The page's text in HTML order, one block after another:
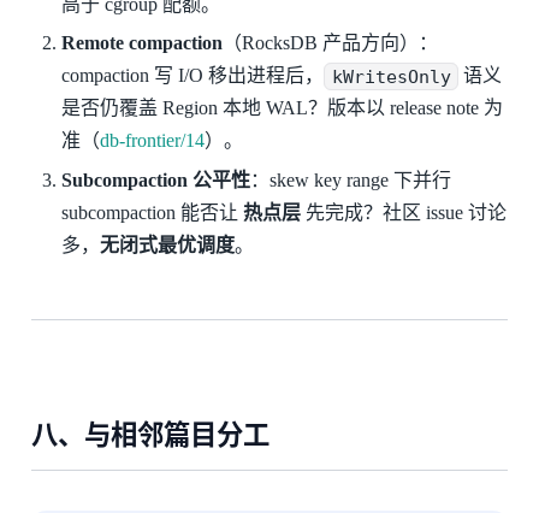
Remote compaction （RocksDB 产品方向）：
compaction 写 I/O 移出进程后，
kWritesOnly
语义
是否仍覆盖 Region 本地 WAL？版本以 release note 为
准（db-frontier/14）。
Subcompaction 公平性：skew key range 下并行
subcompaction 能否让热点层 先完成？社区 issue 讨论
多，无闭式最优调度。
八、与相邻篇目分工